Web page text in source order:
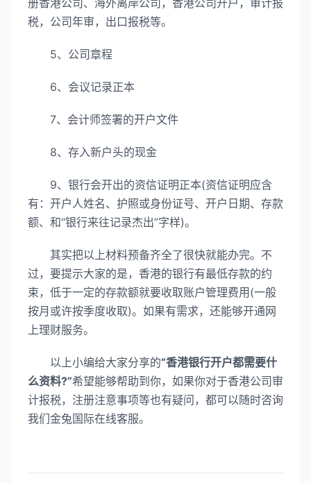
册香港公司、海外离岸公司，香港公司开户，审计报
税，公司年审，出口报税等。
5、公司章程
6、会议记录正本
7、会计师签署的开户文件
8、存入新户头的现金
9、银行会开出的资信证明正本(资信证明应含
有：开户人姓名、护照或身份证号、开户日期、存款
额、和“银行来往记录杰出”字样)。
其实把以上材料预备齐全了很快就能办完。不
过，要提示大家的是，香港的银行有最低存款的约
束，低于一定的存款额就要收取账户管理费用(一般
按月或许按季度收取)。如果有需求，还能够开通网
上理财服务。
以上小编给大家分享的“香港银行开户都需要什
么资料?”希望能够帮助到你，如果你对于香港公司审
计报税，注册注意事项等也有疑问，都可以随时咨询
我们金兔国际在线客服。